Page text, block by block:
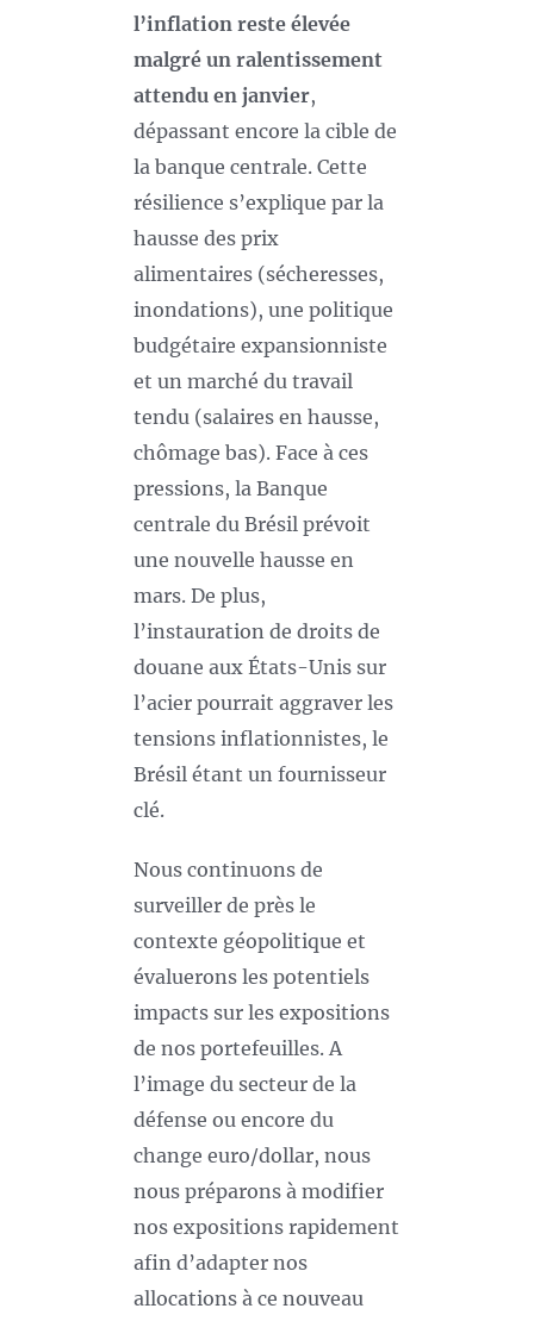
l’inflation reste élevée
malgré un ralentissement
attendu en janvier,
dépassant encore la cible de
la banque centrale. Cette
résilience s’explique par la
hausse des prix
alimentaires (sécheresses,
inondations), une politique
budgétaire expansionniste
et un marché du travail
tendu (salaires en hausse,
chômage bas). Face à ces
pressions, la Banque
centrale du Brésil prévoit
une nouvelle hausse en
mars. De plus,
l’instauration de droits de
douane aux États-Unis sur
l’acier pourrait aggraver les
tensions inflationnistes, le
Brésil étant un fournisseur
clé.
Nous continuons de
surveiller de près le
contexte géopolitique et
évaluerons les potentiels
impacts sur les expositions
de nos portefeuilles. A
l’image du secteur de la
défense ou encore du
change euro/dollar, nous
nous préparons à modifier
nos expositions rapidement
afin d’adapter nos
allocations à ce nouveau